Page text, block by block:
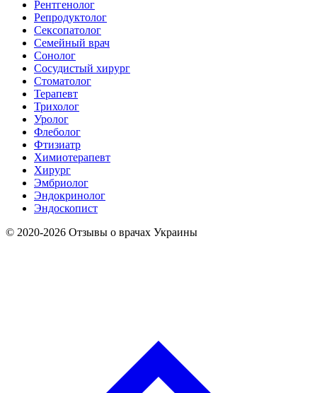
Рентгенолог
Репродуктолог
Сексопатолог
Семейный врач
Сонолог
Сосудистый хирург
Стоматолог
Терапевт
Трихолог
Уролог
Флеболог
Фтизиатр
Химиотерапевт
Хирург
Эмбриолог
Эндокринолог
Эндоскопист
© 2020-2026 Отзывы о врачах Украины